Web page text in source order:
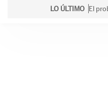
LO ÚLTIMO El